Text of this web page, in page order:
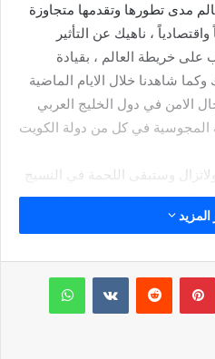
مدى تطورها وتقدمها متجاوزة
، ناهيك عن التأثير
خريطة العالم ، بقيادة
وكما شاهدنا خلال الايام الماضية
الامن في دول الخليج العربي
المجوسية في كل من دولة الكويت
وستبقى اللحمة في النسيج
الاول عن الذود عن دولنا
وامنها واستقرارها . ناهيك ان
للانقضاض. على لحمتنا
!!
المزيد
بينتيريست واتساب